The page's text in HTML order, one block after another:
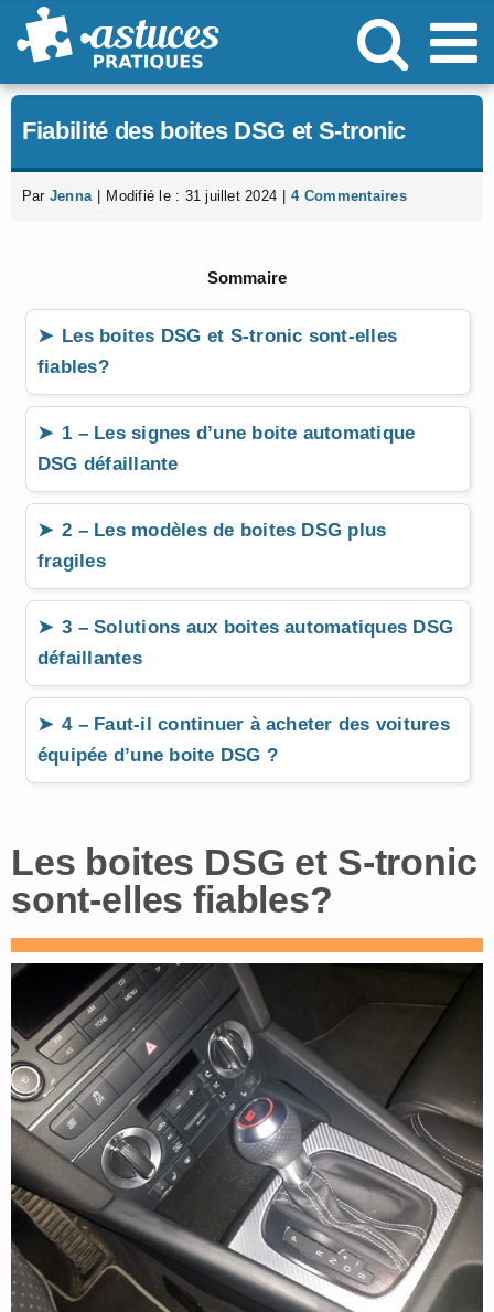
Passer
au
Fiabilité des boites DSG et S-tronic
Par Jenna Modifié le : 31 juillet 2024 4 Commentaires
Sommaire
Les boites DSG et S-tronic sont-elles
fiables?
1 – Les signes d’une boite automatique
DSG défaillante
2 – Les modèles de boites DSG plus
fragiles
3 – Solutions aux boites automatiques DSG
défaillantes
4 – Faut-il continuer à acheter des voitures
équipée d’une boite DSG ?
Les boites DSG et S-tronic
sont-elles fiables?